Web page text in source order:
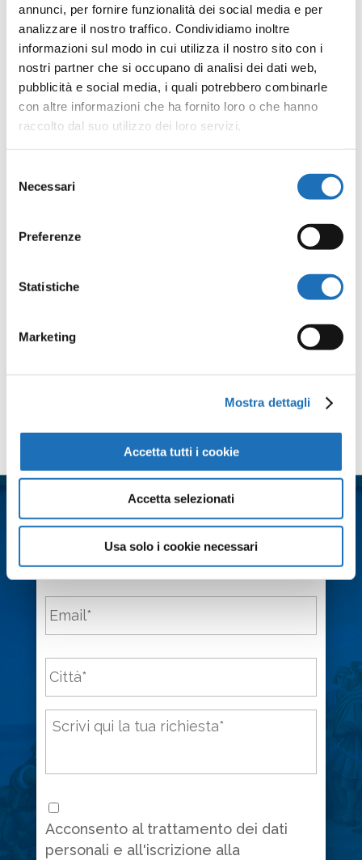
annunci, per fornire funzionalità dei social media e per
analizzare il nostro traffico. Condividiamo inoltre
informazioni sul modo in cui utilizza il nostro sito con i
nostri partner che si occupano di analisi dei dati web,
pubblicità e social media, i quali potrebbero combinarle
con altre informazioni che ha fornito loro o che hanno
raccolto dal suo utilizzo dei loro servizi.
delNecessari
Preferenze
Statistiche
Marketing
Mostra dettagli
Accetta tutti i cookie
Accetta selezionati
Usa solo i cookie necessari
Informazioni
Ufficio Cultura e Teatro, via Armellini 18 a Cesenatico.
Tel. 0547 79274. Dalle ore 10.00 alle ore 12.00 dal
lunedì al venerdì (escluso festivi) –
teatrocomunalecesenatico.it –
Contattaci
Nome *
Email *
Città *
Messaggio *
Consenso
Acconsento al trattamento dei dati
personali e all'iscrizione alla